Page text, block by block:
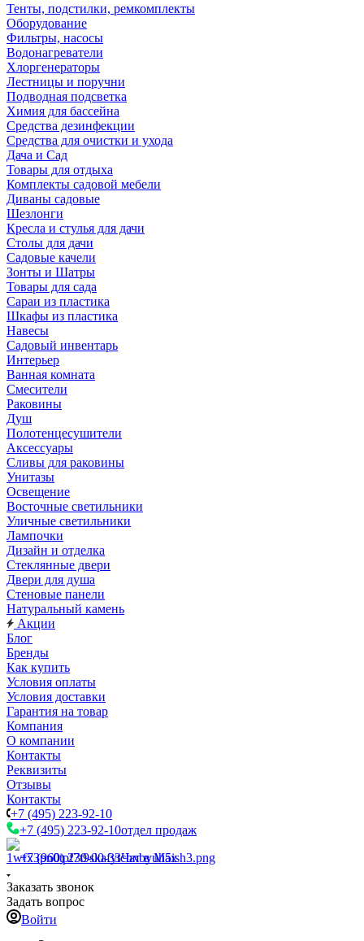
Тенты, подстилки, ремкомплекты
Оборудование
Фильтры, насосы
Водонагреватели
Хлоргенераторы
Лестницы и поручни
Подводная подсветка
Химия для бассейна
Средства дезинфекции
Средства для очистки и ухода
Дача и Сад
Товары для отдыха
Комплекты садовой мебели
Диваны садовые
Шезлонги
Кресла и стулья для дачи
Столы для дачи
Садовые качели
Зонты и Шатры
Товары для сада
Сараи из пластика
Шкафы из пластика
Навесы
Садовый инвентарь
Интерьер
Ванная комната
Смесители
Раковины
Душ
Полотенцесушители
Аксессуары
Сливы для раковины
Унитазы
Освещение
Восточные светильники
Уличные светильники
Лампочки
Дизайн и отделка
Стеклянные двери
Двери для душа
Стеновые панели
Натуральный камень
Акции
Блог
Бренды
Как купить
Условия оплаты
Условия доставки
Гарантия на товар
Компания
О компании
Контакты
Реквизиты
Отзывы
Контакты
+7 (495) 223-92-10
+7 (495) 223-92-10отдел продаж
+7 (960) 230-00-33Чат в Max
Заказать звонок
Задать вопрос
Войти